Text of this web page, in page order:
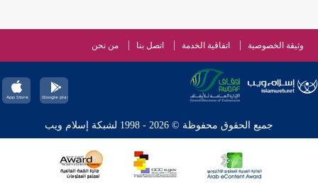
وثيقة الخصوصية اتفاقية الخدمة اتصل بنا من نحن
جميع الحقوق محفوظة © 2026 - 1998 لشبكة إسلام ويب